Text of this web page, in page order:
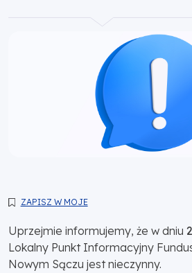
ZAPISZ W MOJE
Uprzejmie informujemy, że w dniu
Lokalny Punkt Informacyjny
Nowym Sączu jest nieczynny.